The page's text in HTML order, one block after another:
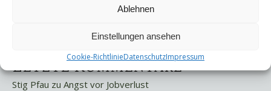
Ablehnen
Einstellungen ansehen
Cookie-RichtlinieDatenschutzImpressum
Letzte Kommentare
Stig Pfau zu Angst vor Jobverlust